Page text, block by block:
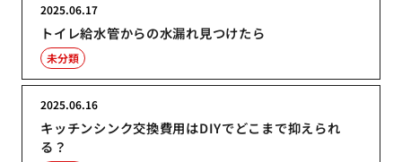
トイレ給水管からの水漏れ見つけたら
2025.06.17
未分類
キッチンシンク交換費用はDIYでどこまで抑えられ
る？
2025.06.16